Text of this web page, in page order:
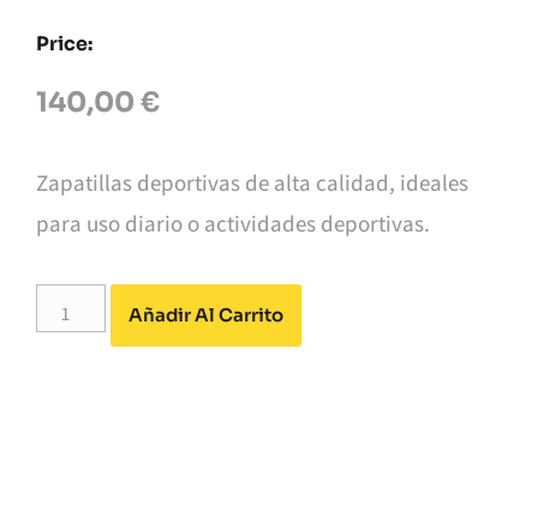
Price:
140,00 €
Zapatillas deportivas de alta calidad, ideales
para uso diario o actividades deportivas.
Añadir Al Carrito